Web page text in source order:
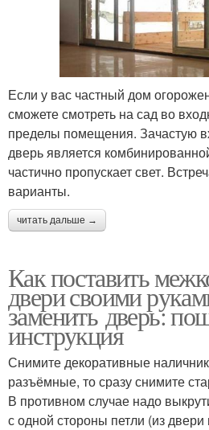
Если у вас частный дом
сможете смотреть на сад во
пределы помещения. Зачастую
дверь является
частично пропускает свет.
варианты.
читать дальше →
Как поставить
двери своими
заменить дверь:
инструкция
Снимите декоративные
разъёмные, то сразу снимите
В противном случае надо
с одной стороны петли (из